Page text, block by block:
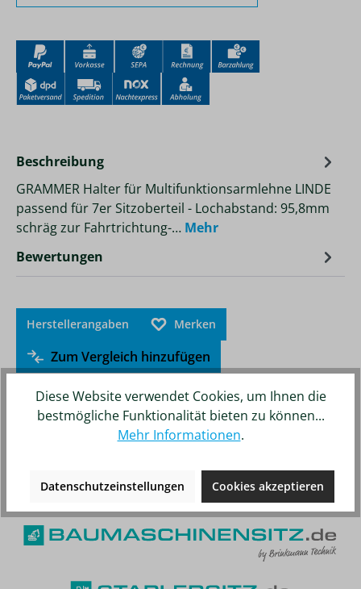
Beschreibung
GRAMMER Halter für Multifunktionsarmlehne LINDE
passend für 7er Sitzoberteil - Lochabstand: 95,8mm
schräg zur Fahrtrichtung-… Mehr
Bewertungen
Herstellerangaben Merken
Zum Vergleich hinzufügen
Unsere weiteren Online-Shops
Diese Website verwendet Cookies, um Ihnen die
bestmögliche Funktionalität bieten zu können...
Mehr Informationen.
Datenschutzeinstellungen Cookies akzeptieren